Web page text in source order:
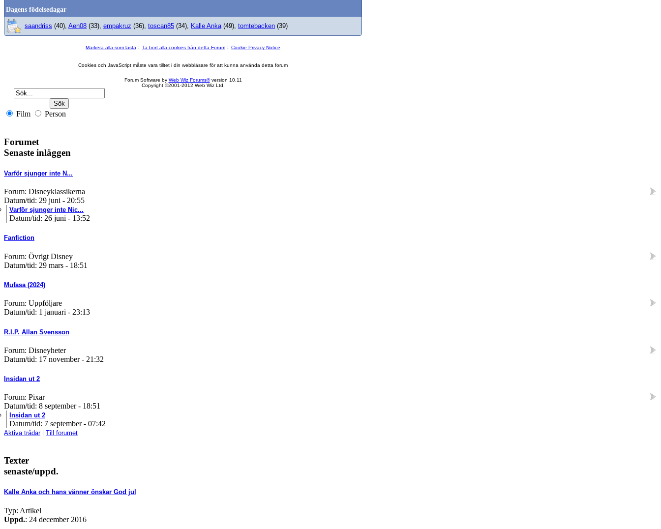
Dagens födelsedagar
saandriss (40), Aen08 (33), empakruz (36), toscan85 (34), Kalle Anka (49), tomtebacken (39)
Markera alla som lästa :: Ta bort alla cookies från detta Forum :: Cookie Privacy Notice
Cookies och JavaScript måste vara tilltet i din webbläsare för att kunna använda detta forum
Forum Software by Web Wiz Forums®version 10.11
Copyright ©2001-2012 Web Wiz Ltd.
Film Person
Forumet
Senaste inläggen
Varför sjunger inte N...
Forum: Disneyklassikerna
Datum/tid: 29 juni - 20:55
Varför sjunger inte Nic...
Datum/tid: 26 juni - 13:52
Fanfiction
Forum: Övrigt Disney
Datum/tid: 29 mars - 18:51
Mufasa (2024)
Forum: Uppföljare
Datum/tid: 1 januari - 23:13
R.I.P. Allan Svensson
Forum: Disneyheter
Datum/tid: 17 november - 21:32
Insidan ut 2
Forum: Pixar
Datum/tid: 8 september - 18:51
Insidan ut 2
Datum/tid: 7 september - 07:42
Aktiva trådar| Till forumet
Texter
senaste/uppd.
Kalle Anka och hans vänner önskar God jul
Typ: Artikel
Uppd.: 24 december 2016